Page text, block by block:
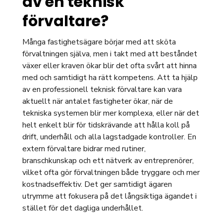
förvaltare?
Många fastighetsägare börjar med att sköta
förvaltningen själva, men i takt med att beståndet
växer eller kraven ökar blir det ofta svårt att hinna
med och samtidigt ha rätt kompetens. Att ta hjälp
av en professionell teknisk förvaltare kan vara
aktuellt när antalet fastigheter ökar, när de
tekniska systemen blir mer komplexa, eller när det
helt enkelt blir för tidskrävande att hålla koll på
drift, underhåll och alla lagstadgade kontroller. En
extern förvaltare bidrar med rutiner,
branschkunskap och ett nätverk av entreprenörer,
vilket ofta gör förvaltningen både tryggare och mer
kostnadseffektiv. Det ger samtidigt ägaren
utrymme att fokusera på det långsiktiga ägandet i
stället för det dagliga underhållet.